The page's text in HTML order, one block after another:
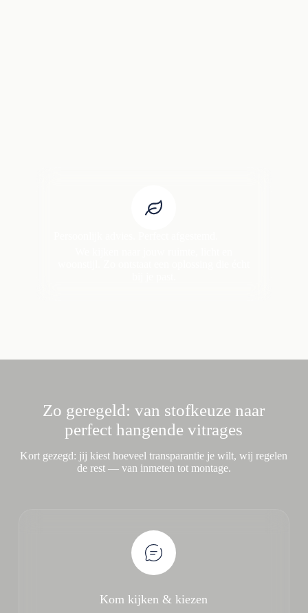
Zo geregeld: van stofkeuze naar
perfect hangende vitrages
Kort gezegd: jij kiest hoeveel transparantie je wilt, wij regelen
de rest — van inmeten tot montage.
Kom kijken & kiezen